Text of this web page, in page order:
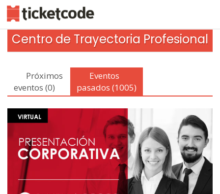
Centro de Trayectoria Profesional
Próximos
eventos (0)
Eventos
pasados (1005)